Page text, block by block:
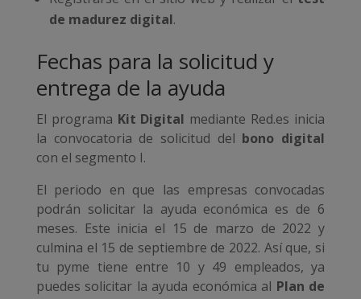
de madurez digital.
Fechas para la solicitud y
entrega de la ayuda
El programa Kit Digital mediante Red.es inicia
la convocatoria de solicitud del bono digital
con el segmento I.
El periodo en que las empresas convocadas
podrán solicitar la ayuda económica es de 6
meses. Este inicia el 15 de marzo de 2022 y
culmina el 15 de septiembre de 2022. Así que, si
tu pyme tiene entre 10 y 49 empleados, ya
puedes solicitar la ayuda económica al Plan de